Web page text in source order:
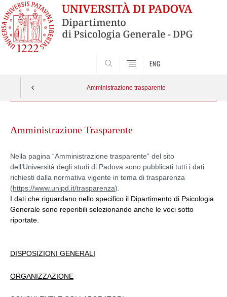
ENG
Amministrazione trasparente
contenuto
Amministrazione Trasparente
Nella pagina “Amministrazione trasparente” del sito
dell’Università degli studi di Padova sono pubblicati tutti i dati
richiesti dalla normativa vigente in tema di trasparenza
(https://www.unipd.it/trasparenza).
I dati che riguardano nello specifico il Dipartimento di Psicologia
Generale sono reperibili selezionando anche le voci sotto
riportate.
DISPOSIZIONI GENERALI
ORGANIZZAZIONE